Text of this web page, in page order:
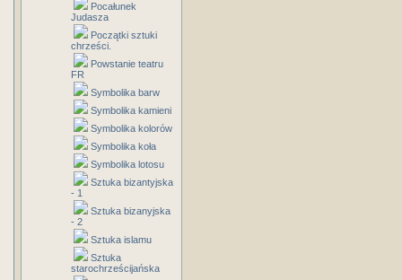
Pocałunek
Judasza
Początki sztuki
chrześci.
Powstanie teatru
FR
Symbolika barw
Symbolika kamieni
Symbolika kolorów
Symbolika koła
Symbolika lotosu
Sztuka bizantyjska
- 1
Sztuka bizanyjska
- 2
Sztuka islamu
Sztuka
starochrześcijańska